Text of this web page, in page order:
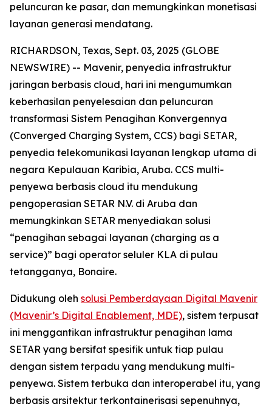
peluncuran ke pasar, dan memungkinkan monetisasi
layanan generasi mendatang.
RICHARDSON, Texas, Sept. 03, 2025 (GLOBE
NEWSWIRE) -- Mavenir, penyedia infrastruktur
jaringan berbasis cloud, hari ini mengumumkan
keberhasilan penyelesaian dan peluncuran
transformasi Sistem Penagihan Konvergennya
(Converged Charging System, CCS) bagi SETAR,
penyedia telekomunikasi layanan lengkap utama di
negara Kepulauan Karibia, Aruba. CCS multi-
penyewa berbasis cloud itu mendukung
pengoperasian SETAR N.V. di Aruba dan
memungkinkan SETAR menyediakan solusi
“penagihan sebagai layanan (charging as a
service)” bagi operator seluler KLA di pulau
tetangganya, Bonaire.
Didukung oleh solusi Pemberdayaan Digital Mavenir
(Mavenir’s Digital Enablement, MDE), sistem terpusat
ini menggantikan infrastruktur penagihan lama
SETAR yang bersifat spesifik untuk tiap pulau
dengan sistem terpadu yang mendukung multi-
penyewa. Sistem terbuka dan interoperabel itu, yang
berbasis arsitektur terkontainerisasi sepenuhnya,